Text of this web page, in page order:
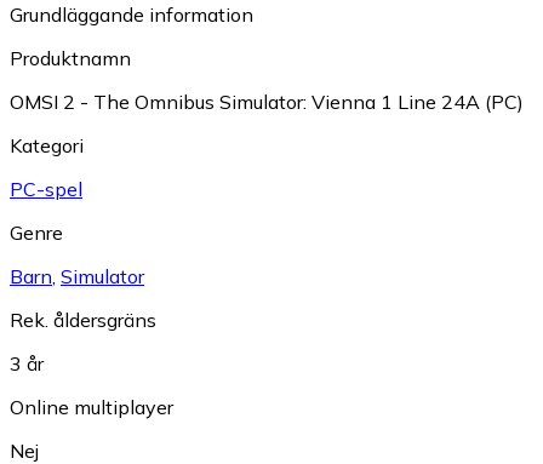
Grundläggande information
Produktnamn
OMSI 2 - The Omnibus Simulator: Vienna 1 Line 24A (PC)
Kategori
PC-spel
Genre
Barn Simulator
Rek. åldersgräns
3 år
Online multiplayer
Nej